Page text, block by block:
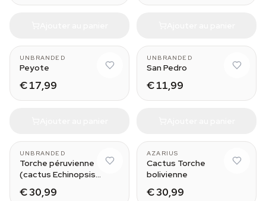
UNBRANDED
Peyote
€ 17,99
UNBRANDED
San Pedro
€ 11,99
UNBRANDED
Torche péruvienne
(cactus Echinopsis
€ 30,99
AZARIUS
Cactus Torche
bolivienne
€ 30,99